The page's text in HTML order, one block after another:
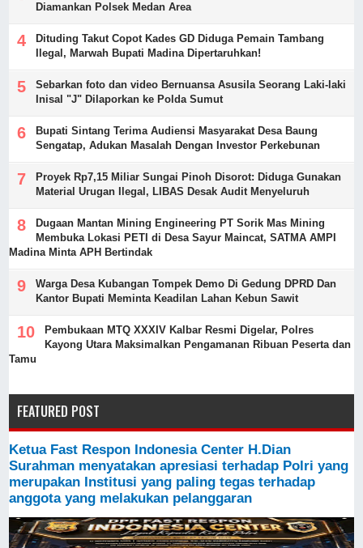
Diamankan Polsek Medan Area
Dituding Takut Copot Kades GD Diduga Pemain Tambang
Ilegal, Marwah Bupati Madina Dipertaruhkan!
Sebarkan foto dan video Bernuansa Asusila Seorang Laki-laki
Inisal "J" Dilaporkan ke Polda Sumut
Bupati Sintang Terima Audiensi Masyarakat Desa Baung
Sengatap, Adukan Masalah Dengan Investor Perkebunan
Proyek Rp7,15 Miliar Sungai Pinoh Disorot: Diduga Gunakan
Material Urugan Ilegal, LIBAS Desak Audit Menyeluruh
Dugaan Mantan Mining Engineering PT Sorik Mas Mining
Membuka Lokasi PETI di Desa Sayur Maincat, SATMA AMPI
Madina Minta APH Bertindak
Warga Desa Kubangan Tompek Demo Di Gedung DPRD Dan
Kantor Bupati Meminta Keadilan Lahan Kebun Sawit
Pembukaan MTQ XXXIV Kalbar Resmi Digelar, Polres
Kayong Utara Maksimalkan Pengamanan Ribuan Peserta dan
Tamu
FEATURED POST
Ketua Fast Respon Indonesia Center H.Dian
Surahman menyatakan apresiasi terhadap Polri yang
merupakan Institusi yang paling tegas terhadap
anggota yang melakukan pelanggaran